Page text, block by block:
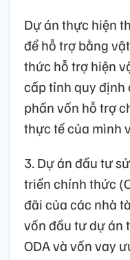
Dự án thực hiện
để hỗ trợ bằng
thức hỗ trợ hiện
cấp tỉnh quy định
phần vốn hỗ trợ
thực tế của mình
3. Dự án đầu tư
triển chính thức
đãi của các nhà
vốn đầu tư dự án
ODA và vốn vay